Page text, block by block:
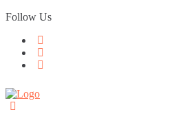
Skip
to
Follow Us